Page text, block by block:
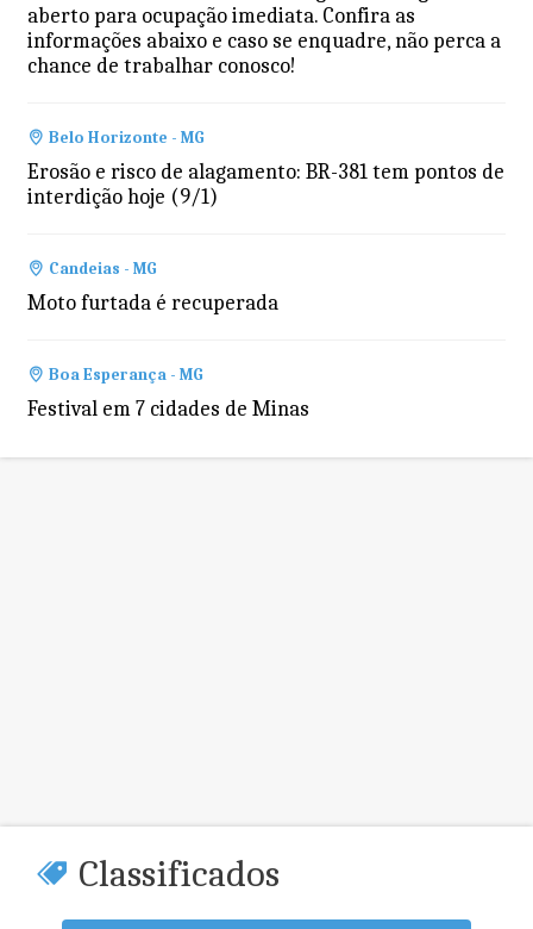
aberto para ocupação imediata. Confira as
informações abaixo e caso se enquadre, não perca a
chance de trabalhar conosco!
Belo Horizonte - MG
Erosão e risco de alagamento: BR-381 tem pontos de
interdição hoje (9/1)
Candeias - MG
Moto furtada é recuperada
Boa Esperança - MG
Festival em 7 cidades de Minas
Classificados